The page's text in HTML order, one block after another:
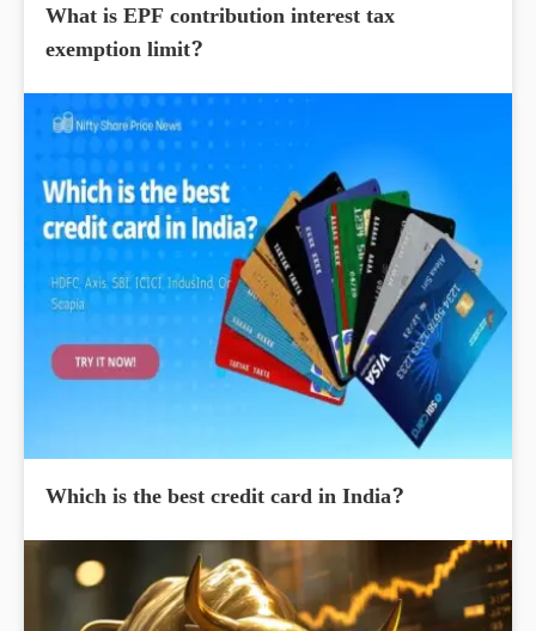
What is EPF contribution interest tax
exemption limit?
Which is the best credit card in India?